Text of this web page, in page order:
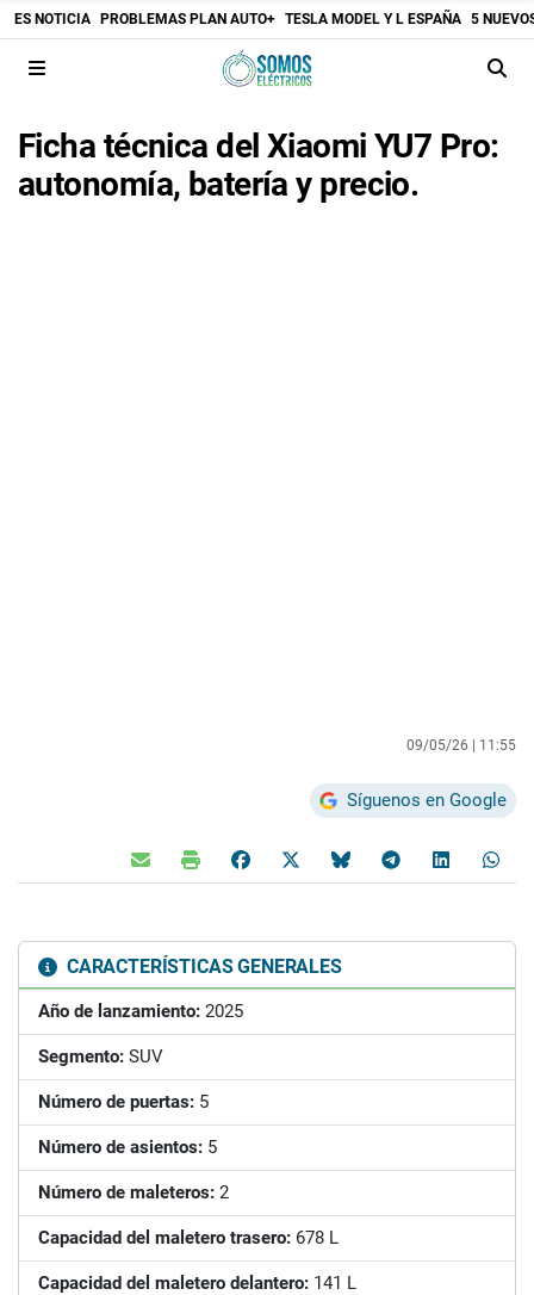
ES NOTICIA PROBLEMAS PLAN AUTO+ TESLA MODEL Y L ESPAÑA 5
Ficha técnica del Xiaomi YU7 Pro:
autonomía, batería y precio.
09/05/26 | 11:55
Síguenos en Google
CARACTERÍSTICAS GENERALES
Año de lanzamiento: 2025
Segmento: SUV
Número de puertas: 5
Número de asientos: 5
Número de maleteros: 2
Capacidad del maletero trasero: 678 L
Capacidad del maletero delantero: 141 L